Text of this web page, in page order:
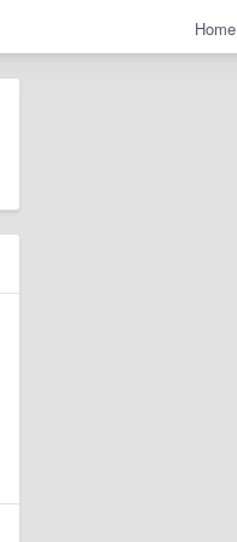
Home